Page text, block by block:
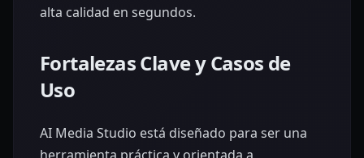
alta calidad en segundos.
Fortalezas Clave y Casos de
Uso
AI Media Studio está diseñado para ser una